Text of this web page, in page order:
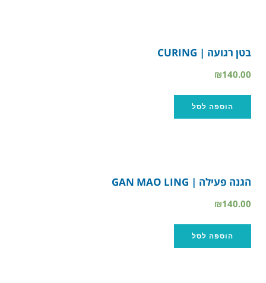
בטן רגועה | CURING
₪140.00
הוספה לסל
הגנה פעילה | GAN MAO LING
₪140.00
הוספה לסל